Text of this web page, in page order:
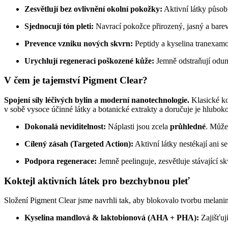
Zesvětlují bez ovlivnění okolní pokožky: Aktivní látky
Sjednocují tón pleti: Navrací pokožce přirozený, jasný a
Prevence vzniku nových skvrn: Peptidy a kyselina
Urychlují regeneraci poškozené kůže: Jemně odstraňují
V čem je tajemství Pigment Clear?
Spojení síly léčivých bylin a moderní nanotechnologie. Klasické
v sobě vysoce účinné látky a botanické extrakty a doručuje je
Dokonalá neviditelnost: Náplasti jsou zcela průhledné.
Cílený zásah (Targeted Action): Aktivní látky nestékají ani
Podpora regenerace: Jemně peelinguje, zesvětluje stávající
Koktejl aktivních látek pro bezchybnou pleť
Složení Pigment Clear jsme navrhli tak, aby blokovalo tvorbu
Kyselina mandlová & laktobionová (AHA + PHA): Zajišťují